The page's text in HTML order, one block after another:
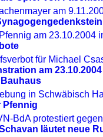
am
am 23.10.2004
für Michael
am
in Schwäbisch
Pfennig
BdA protestiert
läutet neue